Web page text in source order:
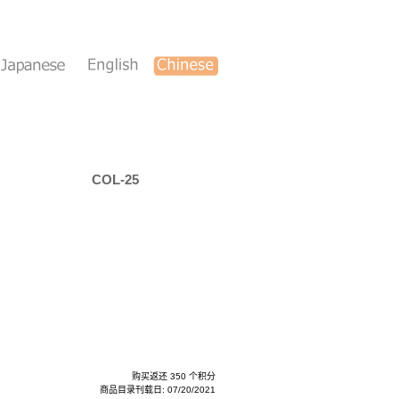
COL-25
购买返还 350 个积分
商品目录刊载日: 07/20/2021